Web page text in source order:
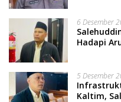
6 Desember
Hadapi
5 Desember
Kaltim,